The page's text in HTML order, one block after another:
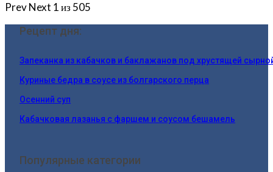
PrevNext 1 из 505
Рецепт дня:
Запеканка из кабачков и баклажанов под хрустящей
Куриные бедра в соусе из болгарского перца
Осенний суп
Кабачковая лазанья с фаршем и соусом бешамель
Популярные категории